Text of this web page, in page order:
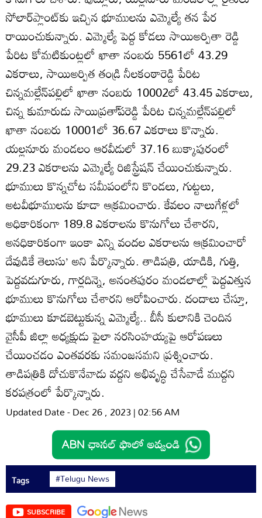
సోలార్‌ప్లాంట్‌కు ఇచ్చిన భూములను ఎమ్మెల్యే తన పేర
రాయించుకున్నారు. ఎమ్మెల్యే పెద్ద కోడలు సాయిఅర్పితా రెడ్డి
పేరిట కోమటికుంట్లలో ఖాతా నంబరు 5561లో 43.29
ఎకరాలు, సాయిఅర్పిత తండ్రి నీలకంఠారెడ్డి పేరిట
చిన్నమల్లేన్‌పల్లిలో ఖాతా నంబరు 10002లో 43.45 ఎకరాలు,
చిన్న కుమారుడు సాయిప్రతా్‌పరెడ్డి పేరిట చిన్నమల్లేన్‌పల్లిలో
ఖాతా నంబరు 10001లో 36.67 ఎకరాలు కొన్నారు.
యల్లనూరు మండలం ఆరవీడులో 37.16 బుక్కాపురంలో
29.23 ఎకరాలను ఎమ్మెల్యే రిజిస్ట్రేషన్‌ చేయించుకున్నారు.
భూములు కొన్నచోట సమీపంలోని కొండలు, గుట్టలు,
అటవీభూములను కూడా ఆక్రమించారు. కేవలం నాలుగేళ్లలో
అధికారికంగా 189.8 ఎకరాలను కొనుగోలు చేశారని,
అనధికారికంగా ఇంకా ఎన్ని వందల ఎకరాలను ఆక్రమించారో
దేవుడికే తెలుసు’ అని పేర్కొన్నారు. తాడిపత్రి, యాడికి, గుత్తి,
పెద్దవడుగూరు, గార్లదిన్నె, అనంతపురం మండలాల్లో పెద్దఎత్తున
భూములు కొనుగోలు చేశారని ఆరోపించారు. దందాలు చేస్తూ,
భూములు కూడబెట్టుకున్న ఎమ్మెల్యే.. బీసీ కులానికి చెందిన
వైసీపీ జిల్లా అధ్యక్షుడు పైలా నరసింహయ్యపై ఆరోపణలు
చేయించడం ఎంతవరకు సమంజసమని ప్రశ్నించారు.
తాడిపత్రికి దోచుకొనేవాడు వద్దని అభివృద్ధి చేసేవాడే ముద్దని
కరపత్రంలో పేర్కొన్నారు.
Updated Date - Dec 26 , 2023 | 02:56 AM
Tags #Telugu News
SUBSCRIBE